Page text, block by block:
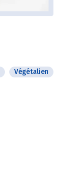
Végétalien